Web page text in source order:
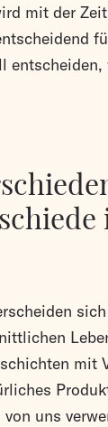
mit der
mit
uns